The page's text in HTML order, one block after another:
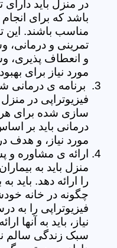
در منزل باید
باشد که برای
مناسب باشند. این
تمرینی و درمانی،
و انعطاف پذیری،
مورد نیاز برای
برنامه ی
فیزیوتراپی در
سازی شده برای هر
درمانی باید بر
مورد نیاز، و
ارائه ی مشاوره و
منزل باید به
را ارائه دهد. باید
چگونه در خانه
فیزیوتراپی را به
نیاز، باید به آنها
سبک زندگی سالم